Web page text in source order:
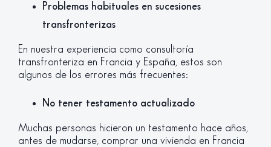
Problemas habituales en sucesiones
transfronterizas
En nuestra experiencia como consultoría
transfronteriza en Francia y España, estos son
algunos de los errores más frecuentes:
No tener testamento actualizado
Muchas personas hicieron un testamento hace años,
antes de mudarse, comprar una vivienda en Francia